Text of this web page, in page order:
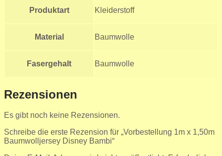
Produktart Kleiderstoff
Material Baumwolle
Fasergehalt Baumwolle
Rezensionen
Es gibt noch keine Rezensionen.
Schreibe die erste Rezension für „Vorbestellung 1m x 1,50m
Baumwolljersey Disney Bambi“